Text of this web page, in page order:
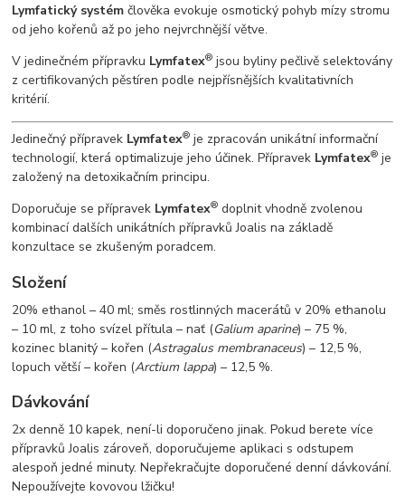
Lymfatický systém člověka evokuje osmotický pohyb mízy stromu
od jeho kořenů až po jeho nejvrchnější větve.
V jedinečném přípravku Lymfatex® jsou byliny pečlivě selektovány
z certifikovaných pěstíren podle nejpřísnějších kvalitativních
kritérií.
Jedinečný přípravek Lymfatex® je zpracován unikátní informační
technologií, která optimalizuje jeho účinek. Přípravek Lymfatex® je
založený na detoxikačním principu.
Doporučuje se přípravek Lymfatex® doplnit vhodně zvolenou
kombinací dalších unikátních přípravků Joalis na základě
konzultace se zkušeným poradcem.
Složení
20% ethanol – 40 ml; směs rostlinných macerátů v 20% ethanolu
– 10 ml, z toho svízel přítula – nať (Galium aparine) – 75 %,
kozinec blanitý – kořen (Astragalus membranaceus) – 12,5 %,
lopuch větší – kořen (Arctium lappa) – 12,5 %.
Dávkování
2x denně 10 kapek, není-li doporučeno jinak. Pokud berete více
přípravků Joalis zároveň, doporučujeme aplikaci s odstupem
alespoň jedné minuty. Nepřekračujte doporučené denní dávkování.
Nepoužívejte kovovou lžičku!